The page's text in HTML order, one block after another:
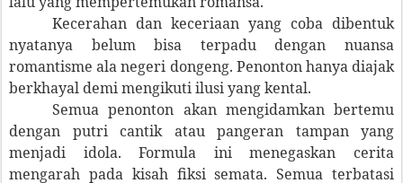
Kecerahan dan keceriaan yang coba dibentuk
nyatanya belum bisa terpadu dengan nuansa
romantisme ala negeri dongeng. Penonton hanya diajak
berkhayal demi mengikuti ilusi yang kental.
Semua penonton akan mengidamkan bertemu
dengan putri cantik atau pangeran tampan yang
menjadi idola. Formula ini menegaskan cerita
mengarah pada kisah fiksi semata. Semua terbatasi